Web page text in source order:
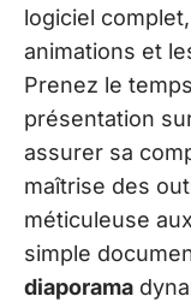
logiciel
animations et
Prenez le
présentation
assurer sa
maîtrise des
méticuleuse
simple
diaporama